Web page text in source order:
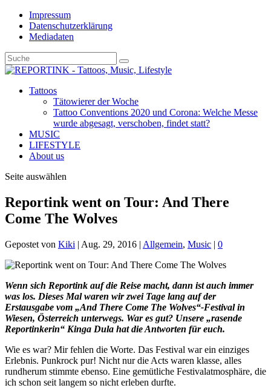
Impressum
Datenschutzerklärung
Mediadaten
Tattoos
Tätowierer der Woche
Tattoo Conventions 2020 und Corona: Welche Messe
wurde abgesagt, verschoben, findet statt?
MUSIC
LIFESTYLE
About us
Seite auswählen
Reportink went on Tour: And There
Come The Wolves
Gepostet von Kiki | Aug. 29, 2016 | Allgemein, Music | 0
Wenn sich Reportink auf die Reise macht, dann ist auch immer
was los. Dieses Mal waren wir zwei Tage lang auf der
Erstausgabe vom „And There Come The Wolves“-Festival in
Wiesen, Österreich unterwegs. War es gut? Unsere „rasende
Reportinkerin“ Kinga Dula hat die Antworten für euch.
Wie es war? Mir fehlen die Worte. Das Festival war ein einziges
Erlebnis. Punkrock pur! Nicht nur die Acts waren klasse, alles
rundherum stimmte ebenso. Eine gemütliche Festivalatmosphäre, die
ich schon seit langem so nicht erleben durfte.